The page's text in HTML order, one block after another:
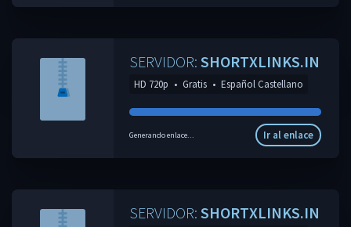
SERVIDOR: SHORTXLINKS.IN
HD 720p • Gratis • Español Castellano
Generando enlace... Ir al enlace
SERVIDOR: SHORTXLINKS.IN